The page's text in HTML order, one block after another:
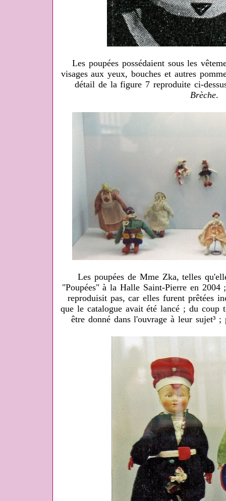
Les poupées possédaient sous les
visages aux yeux, bouches et autres
détail de la figure 7 reproduite ci-
Brèche.
Les poupées de Mme Zka, telles
"Poupées" à la Halle Saint-Pierre en
reproduisit pas, car elles furent prêtées
que le catalogue avait été lancé ; du coup
être donné dans l'ouvrage à leur sujet³